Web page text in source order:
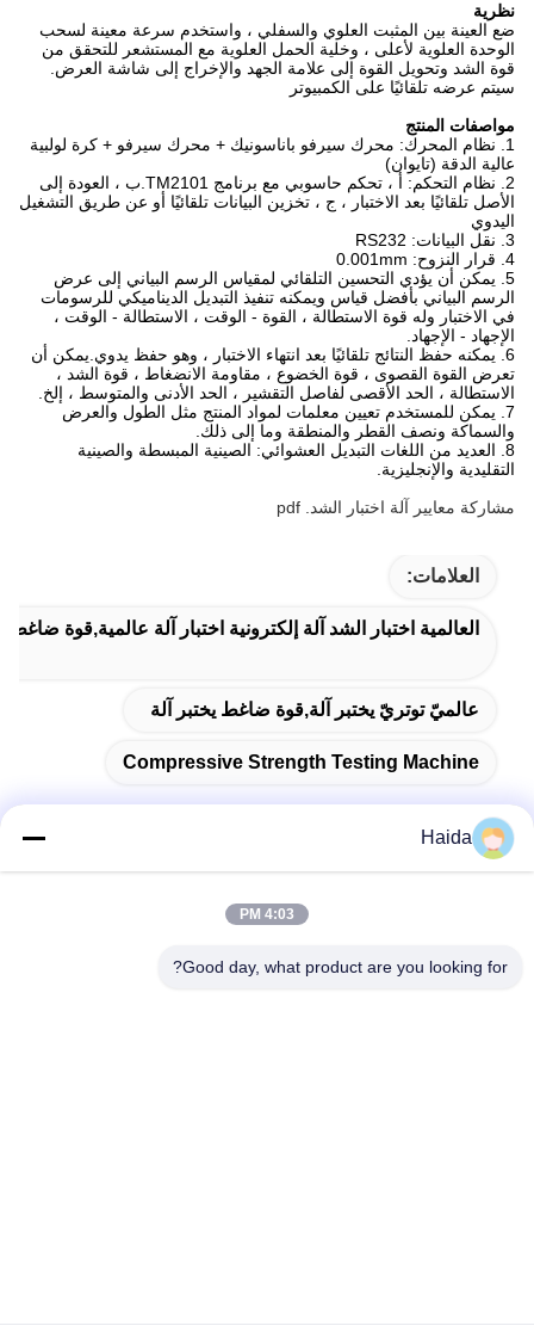
نظرية
ضع العينة بين المثبت العلوي والسفلي ، واستخدم سرعة معينة لسحب
الوحدة العلوية لأعلى ، وخلية الحمل العلوية مع المستشعر للتحقق من
قوة الشد وتحويل القوة إلى علامة الجهد والإخراج إلى شاشة العرض.
سيتم عرضه تلقائيًا على الكمبيوتر
مواصفات المنتج
1. نظام المحرك: محرك سيرفو باناسونيك + محرك سيرفو + كرة لولبية
عالية الدقة (تايوان)
2. نظام التحكم: أ ، تحكم حاسوبي مع برنامج TM2101.ب ، العودة إلى
الأصل تلقائيًا بعد الاختبار ، ج ، تخزين البيانات تلقائيًا أو عن طريق التشغيل
اليدوي
3. نقل البيانات: RS232
4. قرار النزوح: 0.001mm
5. يمكن أن يؤدي التحسين التلقائي لمقياس الرسم البياني إلى عرض
الرسم البياني بأفضل قياس ويمكنه تنفيذ التبديل الديناميكي للرسومات
في الاختبار وله قوة الاستطالة ، القوة - الوقت ، الاستطالة - الوقت ،
الإجهاد - الإجهاد.
6. يمكنه حفظ النتائج تلقائيًا بعد انتهاء الاختبار ، وهو حفظ يدوي.يمكن أن
تعرض القوة القصوى ، قوة الخضوع ، مقاومة الانضغاط ، قوة الشد ،
الاستطالة ، الحد الأقصى لفاصل التقشير ، الحد الأدنى والمتوسط ​​، إلخ.
7. يمكن للمستخدم تعيين معلمات لمواد المنتج مثل الطول والعرض
والسماكة ونصف القطر والمنطقة وما إلى ذلك.
8. العديد من اللغات التبديل العشوائي: الصينية المبسطة والصينية
التقليدية والإنجليزية.
مشاركة معايير آلة اختبار الشد. pdf
العلامات:
العالمية اختبار الشد آلة إلكترونية اختبار آلة عالمية,قوة ضاغط
عالميّ توتريّ يختبر آلة,قوة ضاغط يختبر آلة
Compressive Strength Testing Machine
العنوان
Haida
4:03 PM
Good day, what product are you looking for?